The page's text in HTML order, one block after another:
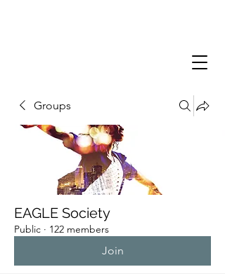
Groups
EAGLE Society
Public · 122 members
Join